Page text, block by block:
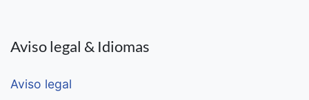
Aviso legal & Idiomas
Aviso legal